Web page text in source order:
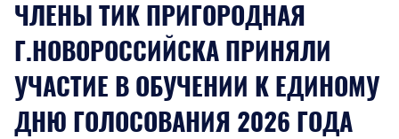
ЧЛЕНЫ ТИК ПРИГОРОДНАЯ
Г.НОВОРОССИЙСКА ПРИНЯЛИ
УЧАСТИЕ В ОБУЧЕНИИ К ЕДИНОМУ
ДНЮ ГОЛОСОВАНИЯ 2026 ГОДА